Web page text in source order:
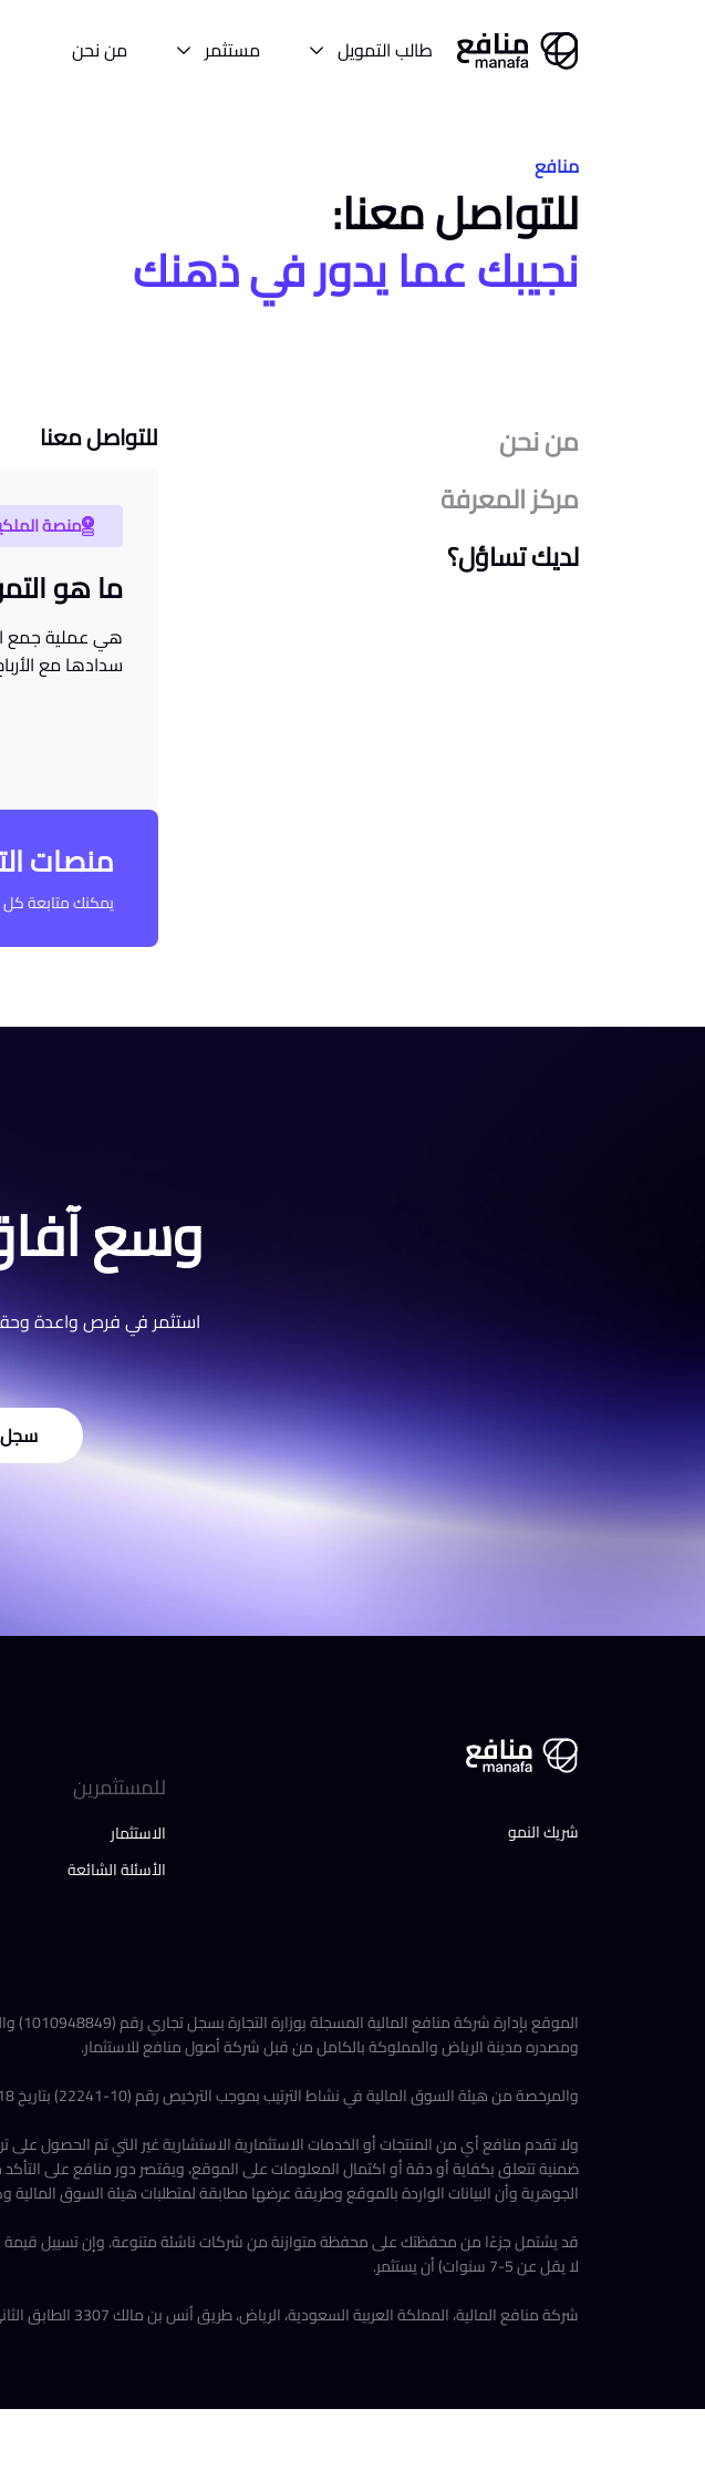
طالب التمويل مستثمر من نحن
منافع
للتواصل معنا:
نجيبك عما يدور في ذهنك
من نحن
مركز المعرفة
لديك تساؤل؟
للتواصل معنا
منصة
ما هو
هي عملية جمع
سدادها مع
منصات
يمكنك متابعة كل
وسع
استثمر في فرص واعدة
شريك النمو
للمستثمرين
الاستثمار
الأسئلة الشائعة
الموقع بإدارة شركة منافع المالية المسجلة بوزارة التجارة بسجل تجاري رقم (1010948849) والرقم الموحد للمنشأة (7002753718) وتاريخ 1439/06/02 هـ
ومصدره مدينة الرياض والمملوكة بالكامل من قبل شركة أصول منافع للاستثمار.
والمرخصة من هيئة السوق المالية في نشاط الترتيب بموجب الترخيص رقم (10-22241) بتاريخ 2022/04/18م، ومصرحة من هيئة السوق المالية ضمن معمل التقنية المالية بتاريخ 2018/07/16م.
ولا تقدم منافع أي من المنتجات أو الخدمات الاستثمارية الاستشارية غير التي تم الحصول
ضمنية تتعلق بكفاية أو دقة أو اكتمال المعلومات على الموقع، ويقتصر دور منافع على
الجوهرية وأن البيانات الواردة بالموقع وطريقة عرضها مطابقة لمتطلبات هيئة السوق المالية
قد يشتمل جزءًا من محفظتك على محفظة متوازنة من شركات ناشئة متنوعة. وإن تسييل قيمة
لا يقل عن 5-7 سنوات) أن يستثمر.
شركة منافع المالية، المملكة العربية السعودية، الرياض، طريق أنس بن مالك 3307 الطابق الثاني، الرمز البريدي 13521، صندوق البريد 8373.